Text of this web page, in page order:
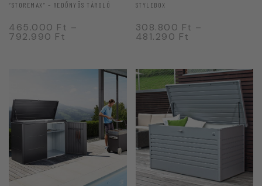
“STOREMAX” – REDŐNYÖS TÁROLÓ
465.000 Ft –
792.990 Ft
STYLEBOX
308.800 Ft –
481.290 Ft